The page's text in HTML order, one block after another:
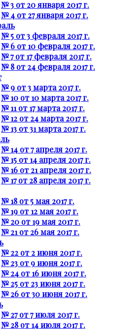
№ 3 от 20 января 2017 г.
№ 4 от 27 января 2017 г.
№ 5 от 3 февраля 2017 г.
№ 6 от 10 февраля 2017 г.
№ 7 от 17 февраля 2017 г.
№ 8 от 24 февраля 2017 г.
№ 9 от 3 марта 2017 г.
№ 10 от 10 марта 2017 г.
№ 11 от 17 марта 2017 г.
№ 12 от 24 марта 2017 г.
№ 13 от 31 марта 2017 г.
№ 14 от 7 апреля 2017 г.
№ 15 от 14 апреля 2017 г.
№ 16 от 21 апреля 2017 г.
№ 17 от 28 апреля 2017 г.
№ 18 от 5 мая 2017 г.
№ 19 от 12 мая 2017 г.
№ 20 от 19 мая 2017 г.
№ 21 от 26 мая 2017 г.
№ 22 от 2 июня 2017 г.
№ 23 от 9 июня 2017 г.
№ 24 от 16 июня 2017 г.
№ 25 от 23 июня 2017 г.
№ 26 от 30 июня 2017 г.
№ 27 от 7 июля 2017 г.
№ 28 от 14 июля 2017 г.